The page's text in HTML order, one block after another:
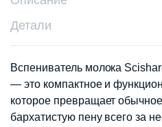
Детали
Вспениватель молока
— это компактное и
которое превращает
бархатистую пену всего за